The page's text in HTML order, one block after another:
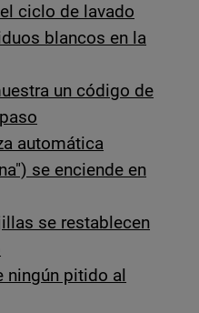
ciclo de lavado
blancos en la
un código de
automática
se enciende en
se restablecen
ningún pitido al